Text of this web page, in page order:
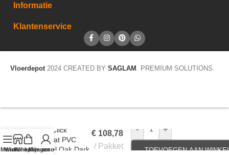
Informatie
Klantenservice
Vloerdepot 2024 CREATED BY SAGLAM . PREMIUM SOLUTIONS.
Menu
Winkel op
Winkelwagen
Mijn account
Rigid Click
Visgraat PVC
Natural Oak Dark
€ 108,78
Pakket
- +
TOEVOEGEN AAN